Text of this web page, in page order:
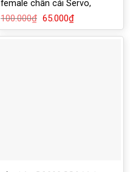
female chân cái Servo,
encoder
100.000₫ Giá
là:
65.000₫Giá
hiện
tại